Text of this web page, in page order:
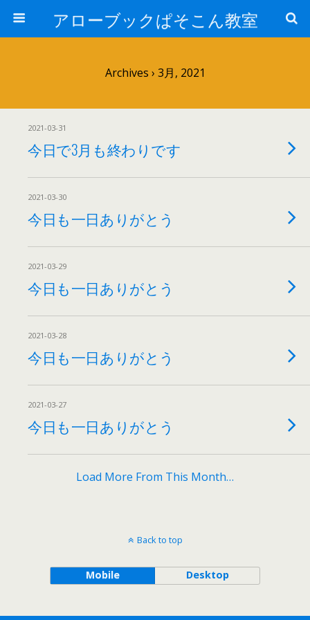
アローブックぱそこん教室
Archives › 3月, 2021
2021-03-31
今日で3月も終わりです
2021-03-30
今日も一日ありがとう
2021-03-29
今日も一日ありがとう
2021-03-28
今日も一日ありがとう
2021-03-27
今日も一日ありがとう
Load More From This Month…
Back to top
Mobile Desktop